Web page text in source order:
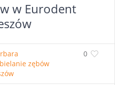
w Eurodent
0
zębów